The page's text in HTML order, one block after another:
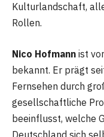
Kulturlandschaft,
Rollen.
Nico Hofmann ist
bekannt. Er prägt
Fernsehen durch
gesellschaftliche
beeinflusst, welche
Deutschland sich